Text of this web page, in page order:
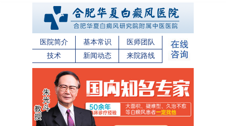
医院简介 基本常识
医师团队
技术
新闻动态 来院路线